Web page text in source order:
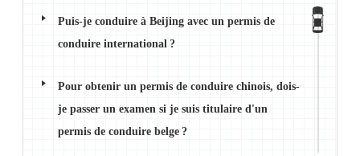
Puis-je conduire à Beijing avec un permis de
conduire international ?
Pour obtenir un permis de conduire chinois, dois-
je passer un examen si je suis titulaire d'un
permis de conduire belge ?